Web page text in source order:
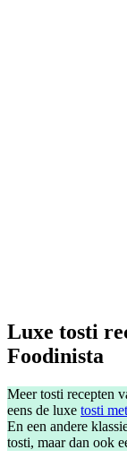
Luxe tosti
Foodinista
Meer tosti recepten
eens de luxe tosti
En een andere
tosti, maar dan ook